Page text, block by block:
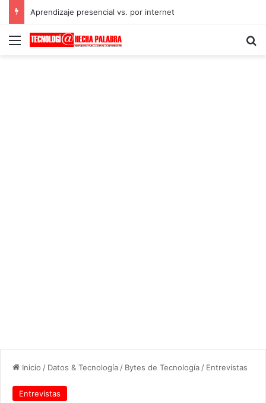
Aprendizaje presencial vs. por internet
Menú
Inicio / Datos & Tecnología / Bytes de Tecnología / Entrevistas
Entrevistas